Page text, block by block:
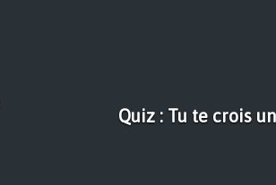
Quiz : Tu te crois